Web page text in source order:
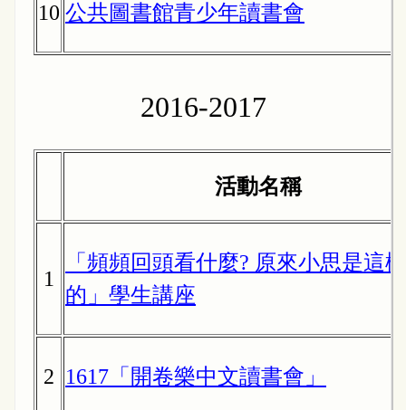
10 公共圖書館青少年讀書會
2016-2017
活動名稱
1
「頻頻回頭看什麼? 原來小思是這
的」學生講座
2 1617「開卷樂中文讀書會」